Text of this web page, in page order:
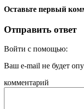
Оставьте первый
Отправить ответ
Войти с помощью:
Ваш e-mail не будет
комментарий